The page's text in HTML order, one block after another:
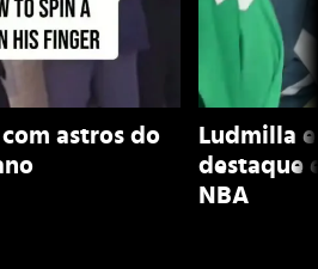
astros do
Ludmilla
destaque
NBA